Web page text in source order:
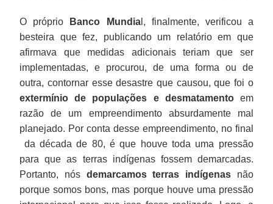
O próprio Banco Mundial, finalmente, verificou a
besteira que fez, publicando um relatório em que
afirmava que medidas adicionais teriam que ser
implementadas, e procurou, de uma forma ou de
outra, contornar esse desastre que causou, que foi o
extermínio de populações e desmatamentoem
razão de um empreendimento absurdamente mal
planejado. Por conta desse empreendimento, no final
da década de 80, é que houve toda uma pressão
para que as terras indígenas fossem demarcadas.
Portanto, nós demarcamos terras indígenasnão
porque somos bons, mas porque houve uma pressão
infraconstitucional,
estamos
falando
cumprir
Constituição,